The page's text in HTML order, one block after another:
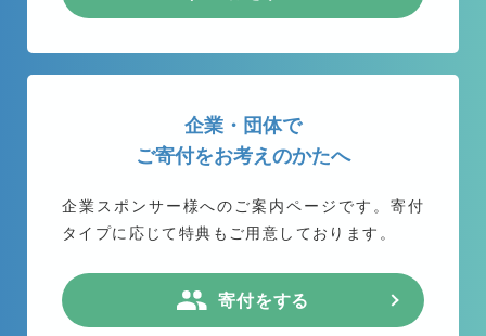
企業・団体で
ご寄付をお考えのかたへ
企業スポンサー様へのご案内ページです。 寄付
タイプに応じて特典もご用意しております。
寄付をする